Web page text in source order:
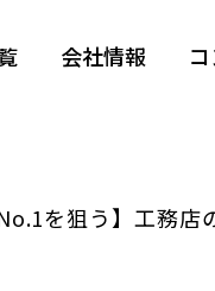
会社情報
No.1を狙う】工務